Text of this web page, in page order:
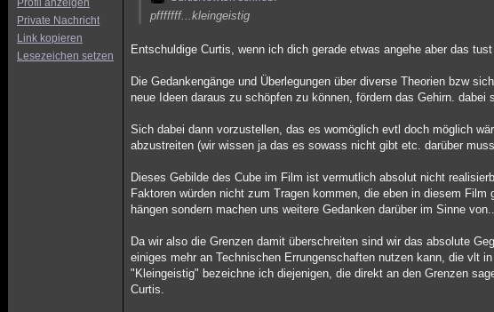
Profil anzeigen
Private Nachricht
Link kopieren
Lesezeichen setzen
pfffffff...kleingeistig
Entschuldige Curtis, wenn ich dich gerade etwas angehe aber das
Die Gedankengänge und Überlegungen über diverse Theorien bzw
neue Ideen daraus zu schöpfen zu können, fördern das Gehirn.
Sich dabei dann vorzustellen, das es womöglich evtl doch möglich
abzustreiten (wir wissen ja das es sowass nicht gibt etc. darüber
Dieses Gebilde des Cube im Film ist vermutlich absolut nicht
Faktoren würden nicht zum Tragen kommen, die eben in diesem
hängen sondern machen uns weitere Gedanken darüber im Sinne
Da wir also die Grenzen damit überschreiten sind wir das absolute
einiges mehr an Technischen Errungenschaften nutzen kann, die vlt
"Kleingeistig" bezeichne ich diejenigen, die direkt an den Grenzen
Curtis.